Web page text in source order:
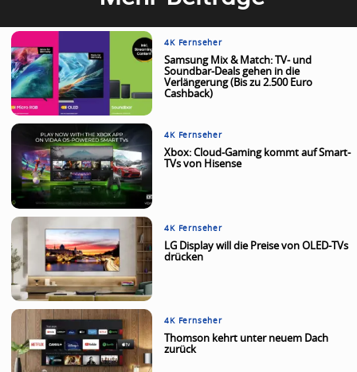
4K Fernseher
Samsung Mix & Match: TV- und
Soundbar-Deals gehen in die
Verlängerung (Bis zu 2.500 Euro
Cashback)
4K Fernseher
Xbox: Cloud-Gaming kommt auf Smart-
TVs von Hisense
4K Fernseher
LG Display will die Preise von OLED-TVs
drücken
4K Fernseher
Thomson kehrt unter neuem Dach
zurück